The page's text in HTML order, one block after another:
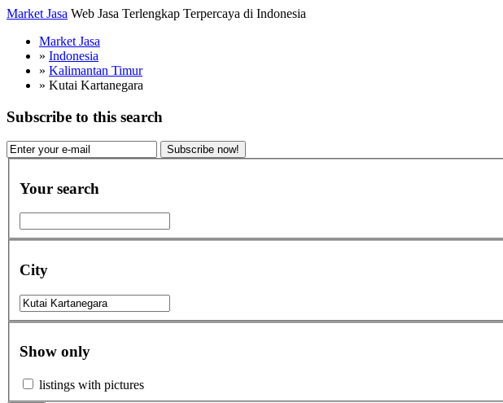
Market Jasa Web Jasa Terlengkap Terpercaya di Indonesia
Market Jasa
» Indonesia
» Kalimantan Timur
» Kutai Kartanegara
Subscribe to this search
Subscribe now!
Your search
City
Show only
listings with pictures